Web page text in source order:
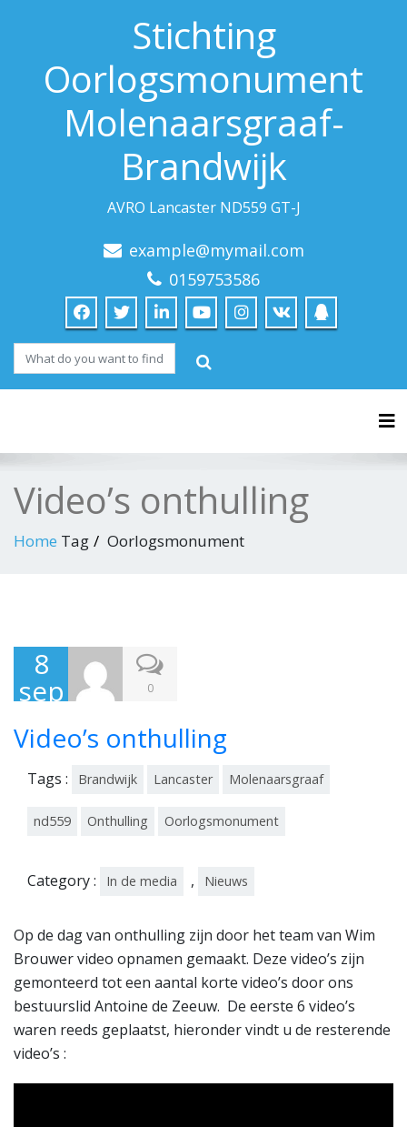
Stichting
Oorlogsmonument
Molenaarsgraaf-
Brandwijk
AVRO Lancaster ND559 GT-J
example@mymail.com
0159753586
Video’s onthulling
Home Tag Oorlogsmonument
8
sep
mb
er
201
7
0
Video’s onthulling
Tags : Brandwijk Lancaster Molenaarsgraaf
nd559 Onthulling Oorlogsmonument
Category : In de media , Nieuws
Op de dag van onthulling zijn door het team van Wim
Brouwer video opnamen gemaakt. Deze video’s zijn
gemonteerd tot een aantal korte video’s door ons
bestuurslid Antoine de Zeeuw. De eerste 6 video’s
waren reeds geplaatst, hieronder vindt u de resterende
video’s :